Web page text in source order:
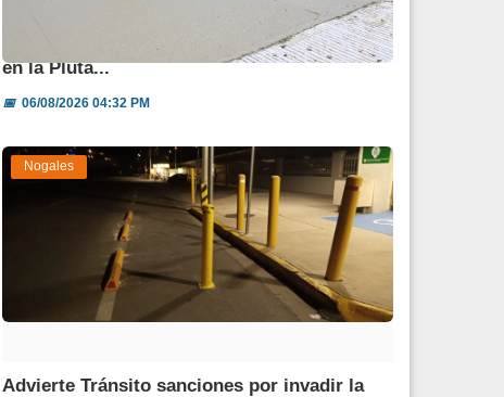
Avanza 45 % obra de reparación del socavón
en la Pluta...
📅06/08/2026 04:32 PM
Nogales
Advierte Tránsito sanciones por invadir la